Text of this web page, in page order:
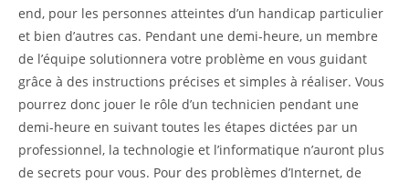
end, pour les personnes atteintes d’un handicap particulier
et bien d’autres cas. Pendant une demi-heure, un membre
de l’équipe solutionnera votre problème en vous guidant
grâce à des instructions précises et simples à réaliser. Vous
pourrez donc jouer le rôle d’un technicien pendant une
demi-heure en suivant toutes les étapes dictées par un
professionnel, la technologie et l’informatique n’auront plus
de secrets pour vous. Pour des problèmes d’Internet, de